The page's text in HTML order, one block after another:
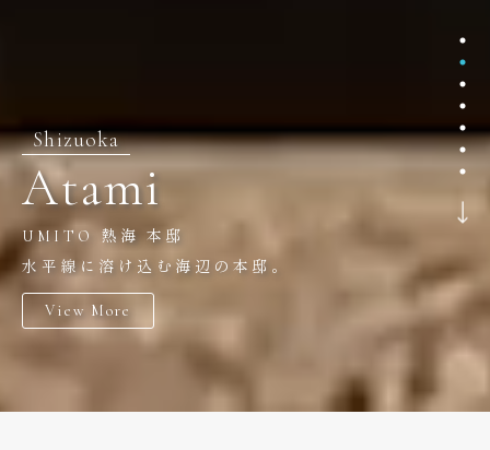
Shizuoka
Atami
UMITO 熱海 本邸
水平線に溶け込む海辺の本邸。
View More